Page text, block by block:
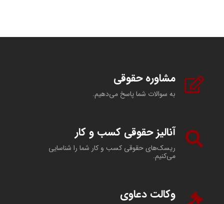
مشاوره حقوقی
به سوالات شما پاسخ می‌دهیم.
آنالیز حقوقی کسب و کار
ریسک‌های حقوقی کسب و کار شما را شناسایی
می‌کنیم.
وکالت دعاوی